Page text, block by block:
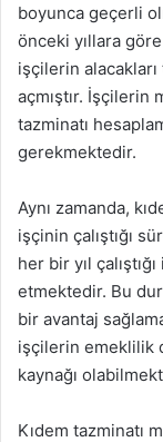
boyunca geçerli
önceki yıllara
işçilerin
açmıştır. İşçilerin
tazminatı
gerekmektedir.
Aynı zamanda,
işçinin çalıştığı
her bir yıl
etmektedir. Bu
bir avantaj
işçilerin emeklilik
kaynağı
Kıdem tazminatı